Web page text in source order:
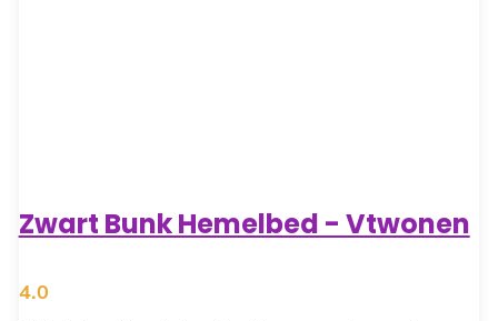
Zwart Bunk Hemelbed - Vtwonen
4.0